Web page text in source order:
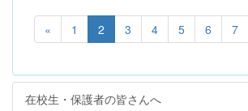
« 1 2 3 4 5 6 7
在校生・保護者の皆さんへ